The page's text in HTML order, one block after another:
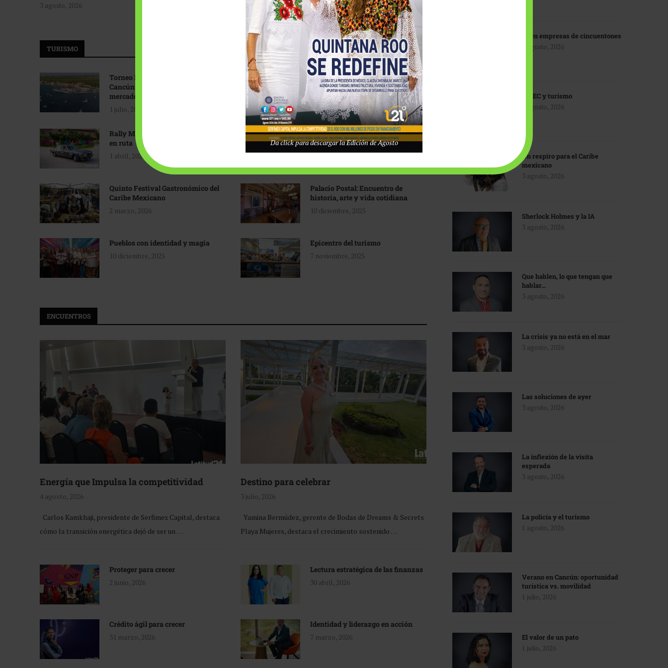
3 agosto, 2026
Tecnológico de Monterrey
3 agosto, 2026
TURISMO
Torneo Internacional de Pesca
Cancún: Navegando hacia nuevos
mercados
1 julio, 2026
Promoción turística con visión
1 abril, 2026
Rally Maya: Herencia automotriz
en ruta
1 abril, 2026
Industria global en
reconfiguración
31 marzo, 2026
Quinto Festival Gastronómico del
Caribe Mexicano
2 marzo, 2026
Palacio Postal: Encuentro de
historia, arte y vida cotidiana
10 diciembre, 2025
Pueblos con identidad y magia
10 diciembre, 2025
Epicentro del turismo
7 noviembre, 2025
ENCUENTROS
Energía que Impulsa la competitividad
4 agosto, 2026
Carlos Kamkhaji, presidente de Serfimex Capital, destaca
cómo la transición energética dejó de ser un …
Destino para celebrar
3 julio, 2026
Yamina Bermúdez, gerente de Bodas de Dreams & Secrets
Playa Mujeres, destaca el crecimiento sostenido …
Proteger para crecer
2 junio, 2026
Lectura estratégica de las finanzas
30 abril, 2026
Crédito ágil para crecer
31 marzo, 2026
Identidad y liderazgo en acción
7 marzo, 2026
IA en empresas de cincuentones
3 agosto, 2026
TMEC y turismo
3 agosto, 2026
Un respiro para el Caribe
mexicano
3 agosto, 2026
Sherlock Holmes y la IA
3 agosto, 2026
Que hablen, lo que tengan que
hablar…
3 agosto, 2026
La crisis ya no está en el mar
3 agosto, 2026
Las soluciones de ayer
3 agosto, 2026
La inflexión de la visita
esperada
3 agosto, 2026
La policía y el turismo
1 agosto, 2026
Verano en Cancún: oportunidad
turística vs. movilidad
1 julio, 2026
El valor de un pato
1 julio, 2026
Da click para descargar la Edición de Agosto